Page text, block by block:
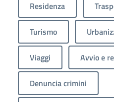
Residenza
Turismo
Viaggi Avvio e
Denuncia crimini